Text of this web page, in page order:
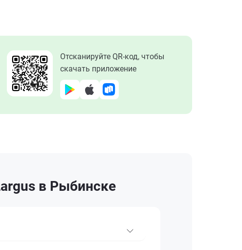
Отсканируйте QR-код, чтобы
скачать приложение
в Рыбинске